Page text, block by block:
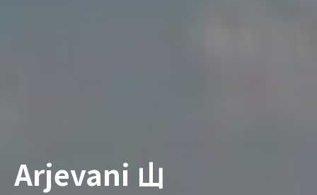
Arjevani 山